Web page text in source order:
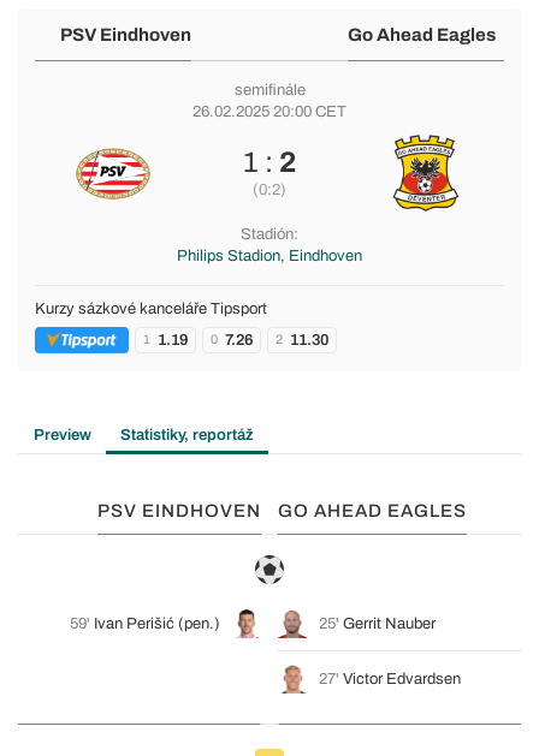
PSV Eindhoven Go Ahead Eagles
semifinále
26.02.2025 20:00 CET
1 : 2
(0:2)
Stadión:
Philips Stadion, Eindhoven
Kurzy sázkové kanceláře Tipsport
1 1.19 0 7.26 2 11.30
Preview Statistiky, reportáž
PSV EINDHOVEN GO AHEAD EAGLES
59' Ivan Perišić (pen.) 25' Gerrit Nauber
27' Victor Edvardsen